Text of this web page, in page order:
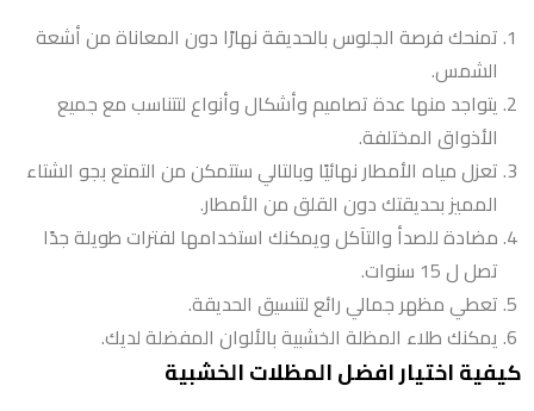
تمنحك فرصة الجلوس بالحديقة نهارًا دون المعاناة من أشعة
الشمس.
يتواجد منها عدة تصاميم وأشكال وأنواع لتتناسب مع جميع
الأذواق المختلفة.
تعزل مياه الأمطار نهائيًا وبالتالي ستتمكن من التمتع بجو الشتاء
المميز بحديقتك دون القلق من الأمطار.
مضادة للصدأ والتآكل ويمكنك استخدامها لفترات طويلة جدًا
تصل ل 15 سنوات.
تعطي مظهر جمالي رائع لتنسيق الحديقة.
يمكنك طلاء المظلة الخشبية بالألوان المفضلة لديك.
كيفية اختيار افضل المظلات الخشبية